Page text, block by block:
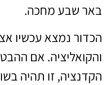
באר שבע מחכה.
הכדור נמצא עכשיו
והקואליציה. אם
הקדנציה, זו תהיה